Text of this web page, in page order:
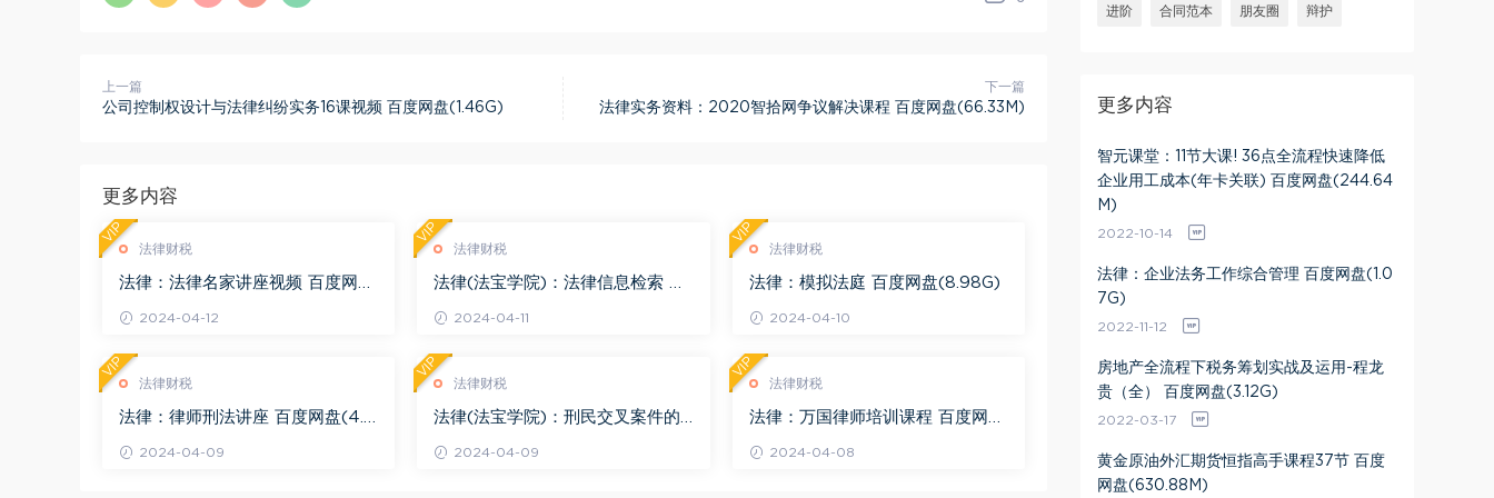
上一篇
公司控制权设计与法律纠纷实务16课视频 百度网盘(1.46G)
下一篇
法律实务资料：2020智拾网争议解决课程 百度网盘(66.33M)
更多内容
法律财税
法律：法律名家讲座视频 百度网盘
2024-04-12
VIP
法律财税
法律(法宝学院)：法律信息检索 百
2024-04-11
VIP
法律财税
法律：模拟法庭 百度网盘(8.98G)
2024-04-10
VIP
法律财税
法律：律师刑法讲座 百度网盘(4.0
2024-04-09
VIP
法律财税
法律(法宝学院)：刑民交叉案件的
2024-04-09
VIP
法律财税
法律：万国律师培训课程 百度网盘
2024-04-08
VIP
进阶 合同范本 朋友圈 辩护
更多内容
智元课堂：11节大课! 36点全流程快速降低
企业用工成本(年卡关联) 百度网盘(244.64
M)
2022-10-14
法律：企业法务工作综合管理 百度网盘(1.0
7G)
2022-11-12
房地产全流程下税务筹划实战及运用-程龙
贵（全） 百度网盘(3.12G)
2022-03-17
黄金原油外汇期货恒指高手课程37节 百度
网盘(630.88M)